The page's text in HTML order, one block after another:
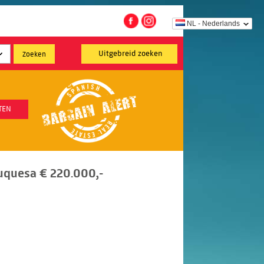
NL - Nederlands
Uitgebreid zoeken
€ 220.000,-